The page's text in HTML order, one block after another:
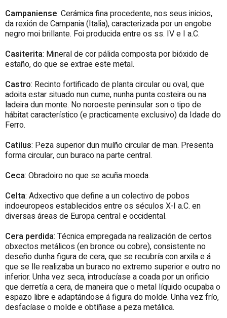
Campaniense: Cerámica fina procedente, nos seus inicios,
da rexión de Campania (Italia), caracterizada por un engobe
negro moi brillante. Foi producida entre os ss. IV e I a.C.
Casiterita: Mineral de cor pálida composta por bióxido de
estaño, do que se extrae este metal.
Castro: Recinto fortificado de planta circular ou oval, que
adoita estar situado nun cume, nunha punta costeira ou na
ladeira dun monte. No noroeste peninsular son o tipo de
hábitat característico (e practicamente exclusivo) da Idade do
Ferro.
Catilus: Peza superior dun muíño circular de man. Presenta
forma circular, cun buraco na parte central.
Ceca: Obradoiro no que se acuña moeda.
Celta: Adxectivo que define a un colectivo de pobos
indoeuropeos establecidos entre os séculos X-I a.C. en
diversas áreas de Europa central e occidental.
Cera perdida: Técnica empregada na realización de certos
obxectos metálicos (en bronce ou cobre), consistente no
deseño dunha figura de cera, que se recubría con arxila e á
que se lle realizaba un buraco no extremo superior e outro no
inferior. Unha vez seca, introducíase a coada por un orificio
que derretía a cera, de maneira que o metal líquido ocupaba o
espazo libre e adaptándose á figura do molde. Unha vez frío,
desfacíase o molde e obtíñase a peza metálica.